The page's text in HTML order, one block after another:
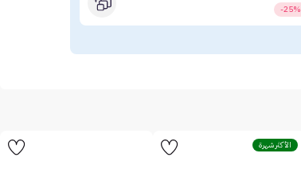
-25%
الأكثر شهرة